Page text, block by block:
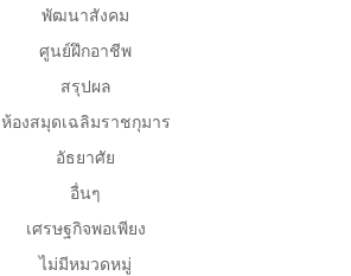
พัฒนาสังคม
ศูนย์ฝึกอาชีพ
สรุปผล
ห้องสมุดเฉลิมราชกุมาร
อัธยาศัย
อื่นๆ
เศรษฐกิจพอเพียง
ไม่มีหมวดหมู่